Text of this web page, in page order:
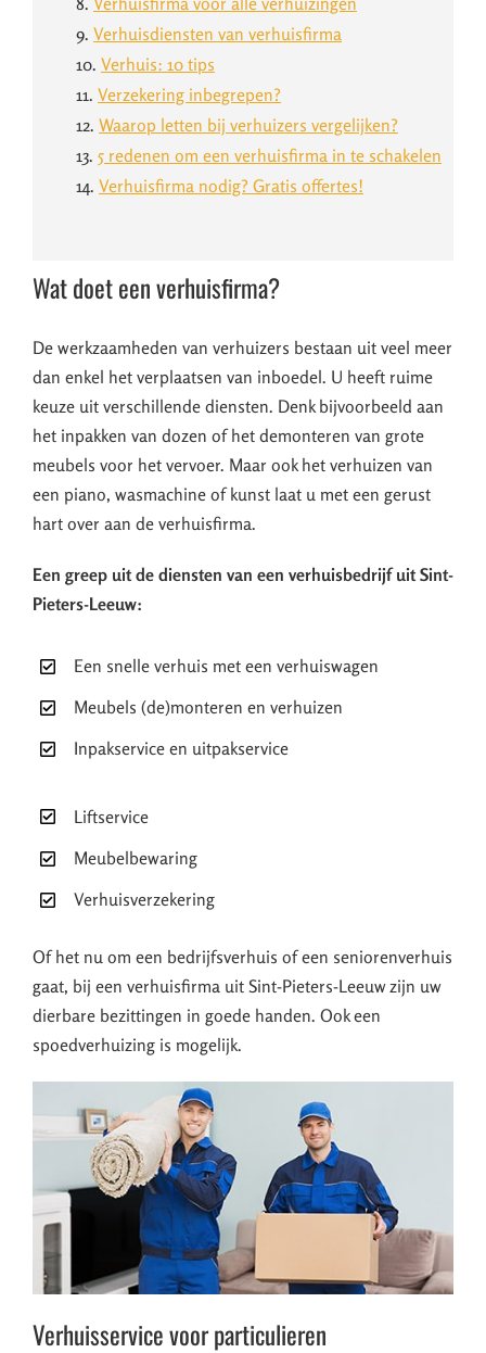
9. Verhuisdiensten van verhuisfirma
10. Verhuis: 10 tips
11. Verzekering inbegrepen?
12. Waarop letten bij verhuizers vergelijken?
13. 5 redenen om een verhuisfirma in te schakelen
14. Verhuisfirma nodig? Gratis offertes!
Wat doet een verhuisfirma?
De werkzaamheden van verhuizers bestaan uit veel meer
dan enkel het verplaatsen van inboedel. U heeft ruime
keuze uit verschillende diensten. Denk bijvoorbeeld aan
het inpakken van dozen of het demonteren van grote
meubels voor het vervoer. Maar ook het verhuizen van
een piano, wasmachine of kunst laat u met een gerust
hart over aan de verhuisfirma.
Een greep uit de diensten van een verhuisbedrijf uit Sint-
Pieters-Leeuw:
Een snelle verhuis met een verhuiswagen
Meubels (de)monteren en verhuizen
Inpakservice en uitpakservice
Liftservice
Meubelbewaring
Verhuisverzekering
Of het nu om een bedrijfsverhuis of een seniorenverhuis
gaat, bij een verhuisfirma uit Sint-Pieters-Leeuw zijn uw
dierbare bezittingen in goede handen. Ook een
spoedverhuizing is mogelijk.
Verhuisservice voor particulieren